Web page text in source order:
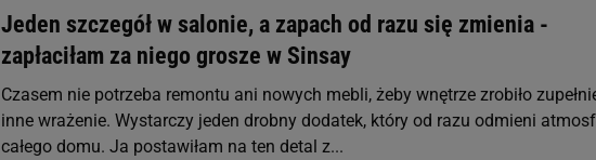
Jeden szczegół w salonie, a zapach od razu się zmienia -
zapłaciłam za niego grosze w Sinsay
Czasem nie potrzeba remontu ani nowych mebli, żeby wnętrze zrobiło
inne wrażenie. Wystarczy jeden drobny dodatek, który od razu odmieni
całego domu. Ja postawiłam na ten detal z...